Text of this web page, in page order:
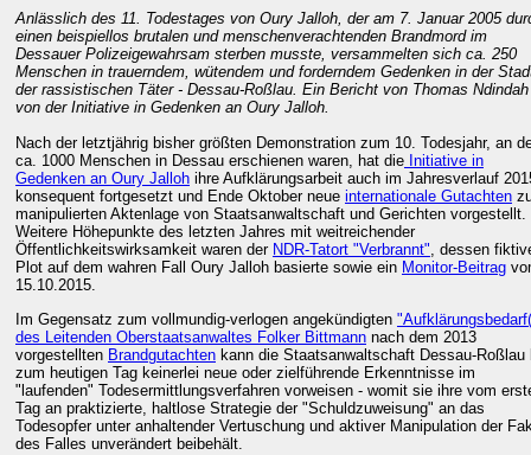
Anlässlich des 11. Todestages von Oury Jalloh, der am 7. Januar 2005
einen beispiellos brutalen und menschenverachtenden Brandmord im
Dessauer Polizeigewahrsam sterben musste, versammelten sich ca. 250
Menschen in trauerndem, wütendem und forderndem Gedenken in der
der rassistischen Täter - Dessau-Roßlau. Ein Bericht von Thomas Ndindah
von der Initiative in Gedenken an Oury Jalloh.
Nach der letztjährig bisher größten Demonstration zum 10. Todesjahr, an
ca. 1000 Menschen in Dessau erschienen waren, hat die Initiative in
Gedenken an Oury Jalloh ihre Aufklärungsarbeit auch im Jahresverlauf
konsequent fortgesetzt und Ende Oktober neue internationale Gutachten
manipulierten Aktenlage von Staatsanwaltschaft und Gerichten vorgestellt.
Weitere Höhepunkte des letzten Jahres mit weitreichender
Öffentlichkeitswirksamkeit waren der NDR-Tatort "Verbrannt" , dessen
Plot auf dem wahren Fall Oury Jalloh basierte sowie ein Monitor-Beitrag
15.10.2015.
Im Gegensatz zum vollmundig-verlogen angekündigten
des Leitenden Oberstaatsanwaltes Folker Bittmann nach dem 2013
vorgestellten Brandgutachten kann die Staatsanwaltschaft Dessau-Roßlau
zum heutigen Tag keinerlei neue oder zielführende Erkenntnisse im
"laufenden" Todesermittlungsverfahren vorweisen - womit sie ihre vom
Tag an praktizierte, haltlose Strategie der "Schuldzuweisung" an das
Todesopfer unter anhaltender Vertuschung und aktiver Manipulation der
des Falles unverändert beibehält.